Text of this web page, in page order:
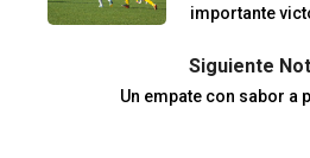
importante
Siguiente
Un empate con sabor a